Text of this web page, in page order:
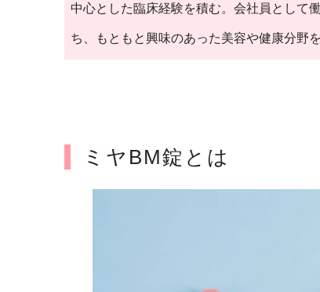
中心とした臨床経験を積む。会社員として
ち、もともと興味のあった美容や健康分野
ミヤBM錠とは